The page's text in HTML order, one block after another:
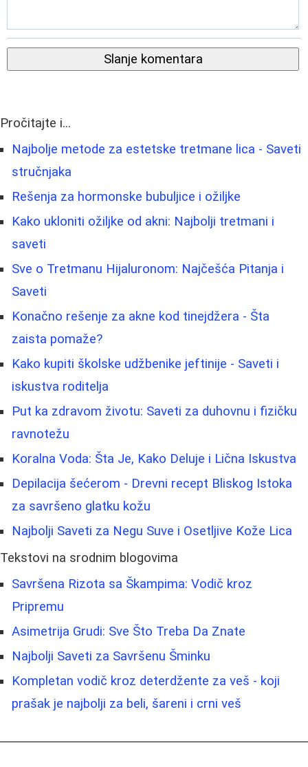
Slanje komentara
Pročitajte i...
Najbolje metode za estetske tretmane lica - Saveti
stručnjaka
Rešenja za hormonske bubuljice i ožiljke
Kako ukloniti ožiljke od akni: Najbolji tretmani i
saveti
Sve o Tretmanu Hijaluronom: Najčešća Pitanja i
Saveti
Konačno rešenje za akne kod tinejdžera - Šta
zaista pomaže?
Kako kupiti školske udžbenike jeftinije - Saveti i
iskustva roditelja
Put ka zdravom životu: Saveti za duhovnu i fizičku
ravnotežu
Koralna Voda: Šta Je, Kako Deluje i Lična Iskustva
Depilacija šećerom - Drevni recept Bliskog Istoka
za savršeno glatku kožu
Najbolji Saveti za Negu Suve i Osetljive Kože Lica
Tekstovi na srodnim blogovima
Savršena Rizota sa Škampima: Vodič kroz
Pripremu
Asimetrija Grudi: Sve Što Treba Da Znate
Najbolji Saveti za Savršenu Šminku
Kompletan vodič kroz deterdžente za veš - koji
prašak je najbolji za beli, šareni i crni veš